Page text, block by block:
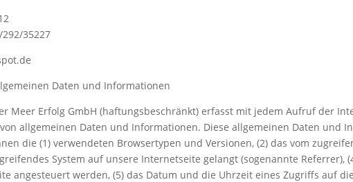
35227
Daten und Informationen
Meer Erfolg GmbH (haftungsbeschränkt) erfasst mit jedem Aufruf der
allgemeinen Daten und Informationen. Diese allgemeinen Daten und
die (1) verwendeten Browsertypen und Versionen, (2) das vom
System auf unsere Internetseite gelangt (sogenannte
angesteuert werden, (5) das Datum und die Uhrzeit eines Zugriffs auf